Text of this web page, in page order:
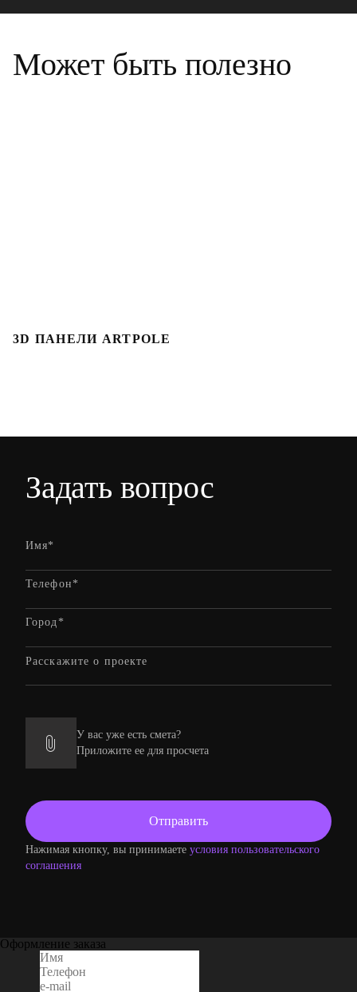
Может быть полезно
3D ПАНЕЛИ ARTPOLE
Задать вопрос
У вас уже есть смета?
Приложите ее для просчета
Нажимая кнопку, вы принимаете условия пользовательского
соглашения
Оформление заказа